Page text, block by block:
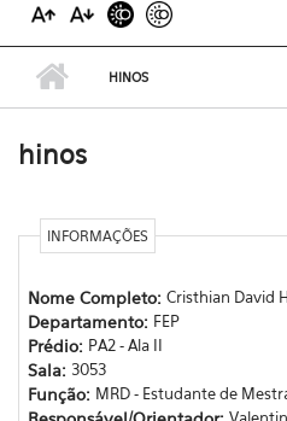
HINOS
hinos
INFORMAÇÕES
Nome Completo: Cristhian David
Departamento: FEP
Prédio: PA2 - Ala II
Sala: 3053
Função: MRD - Estudante de